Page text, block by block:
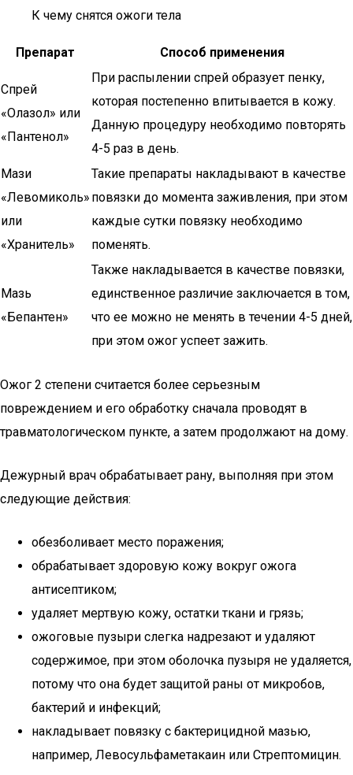
К чему снятся ожоги тела
Препарат Способ применения
Спрей
«Олазол» или
«Пантенол»
При распылении спрей образует пенку,
которая постепенно впитывается в кожу.
Данную процедуру необходимо повторять
4-5 раз в день.
Мази
«Левомиколь»
или
«Хранитель»
Такие препараты накладывают в качестве
повязки до момента заживления, при этом
каждые сутки повязку необходимо
поменять.
Мазь
«Бепантен»
Также накладывается в качестве повязки,
единственное различие заключается в том,
что ее можно не менять в течении 4-5 дней,
при этом ожог успеет зажить.
Ожог 2 степени считается более серьезным
повреждением и его обработку сначала проводят в
травматологическом пункте, а затем продолжают на дому.
Дежурный врач обрабатывает рану, выполняя при этом
следующие действия:
обезболивает место поражения;
обрабатывает здоровую кожу вокруг ожога
антисептиком;
удаляет мертвую кожу, остатки ткани и грязь;
ожоговые пузыри слегка надрезают и удаляют
содержимое, при этом оболочка пузыря не удаляется,
потому что она будет защитой раны от микробов,
бактерий и инфекций;
накладывает повязку с бактерицидной мазью,
например, Левосульфаметакаин или Стрептомицин.